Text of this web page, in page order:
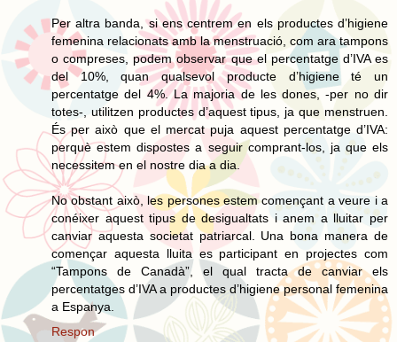
Per altra banda, si ens centrem en els productes d’higiene
femenina relacionats amb la menstruació, com ara tampons
o compreses, podem observar que el percentatge d’IVA es
del 10%, quan qualsevol producte d’higiene té un
percentatge del 4%. La majoria de les dones, -per no dir
totes-, utilitzen productes d’aquest tipus, ja que menstruen.
És per això que el mercat puja aquest percentatge d’IVA:
perquè estem dispostes a seguir comprant-los, ja que els
necessitem en el nostre dia a dia.
No obstant això, les persones estem començant a veure i a
conéixer aquest tipus de desigualtats i anem a lluitar per
canviar aquesta societat patriarcal. Una bona manera de
començar aquesta lluita es participant en projectes com
“Tampons de Canadà”, el qual tracta de canviar els
percentatges d’IVA a productes d’higiene personal femenina
a Espanya.
Respon